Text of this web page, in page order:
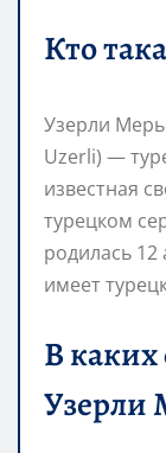
Кто
Узерли
Uzerli) —
известная
турецком
родилась 12
имеет
В
Узерли